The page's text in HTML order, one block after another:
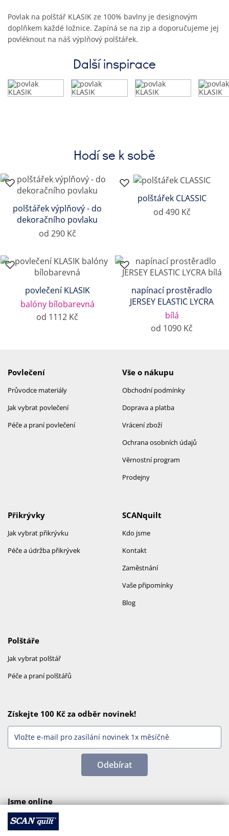
Povlak na polštář KLASIK ze 100% bavlny je designovým
doplňkem každé ložnice. Zapíná se na zip a doporučujeme jej
povléknout na náš výplňový polštářek.
Další inspirace
Hodí se k sobě
polštářek výplňový - do
dekoračního povlaku
od 290 Kč
polštářek CLASSIC
od 490 Kč
povlečení KLASIK
balóny bílobarevná
od 1112 Kč
napínací prostěradlo
JERSEY ELASTIC LYCRA
bílá
od 1090 Kč
Povlečení
Průvodce materiály
Jak vybrat povlečení
Péče a praní povlečení
Vše o nákupu
Obchodní podmínky
Doprava a platba
Vrácení zboží
Ochrana osobních údajů
Věrnostní program
Prodejny
SCANquilt
Kdo jsme
Kontakt
Zaměstnání
Vaše připomínky
Blog
Přikrývky
Jak vybrat přikrývku
Péče a údržba přikrývek
Polštáře
Jak vybrat polštář
Péče a praní polštářů
Získejte 100 Kč za odběr novinek!
Odebírat
Jsme online